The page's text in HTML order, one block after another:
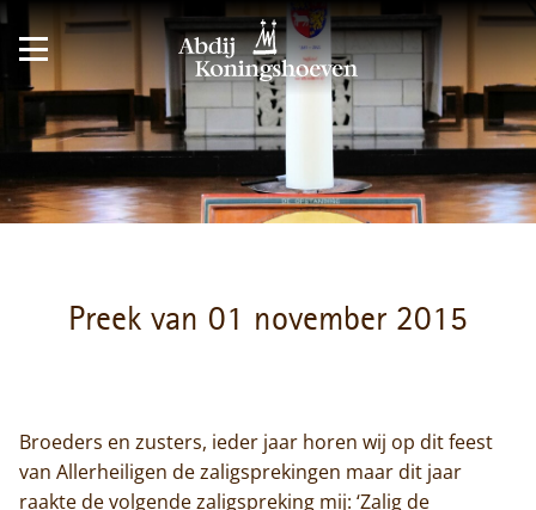
Preek van 01 november 2015
Broeders en zusters, ieder jaar horen wij op dit feest
van Allerheiligen de zaligsprekingen maar dit jaar
raakte de volgende zaligspreking mij: ‘Zalig de